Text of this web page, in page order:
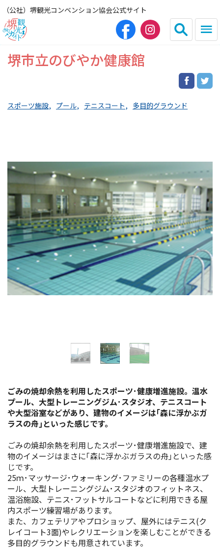
（公社）堺観光コンベンション協会公式サイト
English 简体中文
グルメ
宿泊
イベント情報
ショッピング・お土産
サイクリングさかい
特集
開花情報
スポーツ施設
NEWS
お問い合わせ
堺ナビ
堺市立のびやか健康館
スポーツ施設 プール テニスコート 多目的グラウンド
ごみの焼却余熱を利用したスポーツ･健康増進施設。温水
プール、大型トレーニングジム･スタジオ、テニスコート
や大型浴室などがあり、建物のイメージは｢森に浮かぶガ
ラスの舟｣といった感じです。
ごみの焼却余熱を利用したスポーツ･健康増進施設で、建
物のイメージはまさに｢森に浮かぶガラスの舟｣といった感
じです。
25ｍ･マッサージ･ウォーキング･ファミリーの各種温水プ
ール、大型トレーニングジム･スタジオのフィットネス、
温浴施設、テニス･フットサルコートなどに利用できる屋
内スポーツ練習場があります。
また、カフェテリアやプロショップ、屋外にはテニス(ク
レイコート3面)やレクリエーションを楽しむことができる
多目的グラウンドも用意されています。